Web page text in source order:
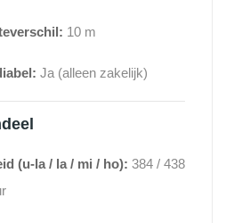
10 m
Ja (alleen zakelijk)
(u-la / la / mi / ho): 384 / 438